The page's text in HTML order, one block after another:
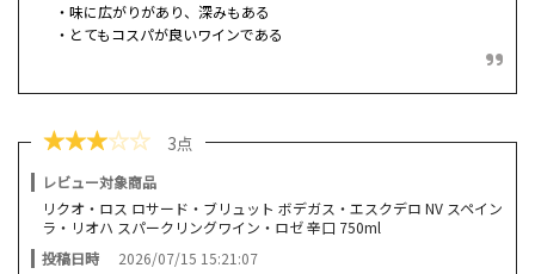
・味に広がりがあり、深みもある
・とてもコスパが良いワインである
★★★☆☆ 3点
レビュー対象商品
リクオ・ロス ロサード・ブリュット ボデガス・エスクデロ NV スペイン
ラ・リオハ スパークリングワイン・ロゼ 辛口 750ml
投稿日時
2026/07/15 15:21:07